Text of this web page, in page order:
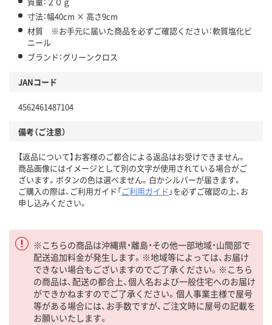
寸法：幅40cm × 高さ9cm
材質 ※お手元に届いた商品を必ずご確認ください：軟質塩化ビ
ニール
ブランド：グリーンクロス
JANコード
4562461487104
備考（ご注意）
【返品について】お客様のご都合による返品はお受けできません。
商品画像にはイメージとして別の文字が使用されている場合がご
ざいます。ボタンの色は選べません。白かシルバーが届きます。
ご購入の際は、ご利用ガイド「ご利用ガイド 」を必ずご確認の上、お
申し込みください。
※こちらの商品は沖縄県・離島・その他一部地域・山間部で
配送追加料金が発生します。※地域等によっては、お届け
できない場合もございますのでご了承ください。※こちら
の商品は、配送の都合上、個人名および一般住宅へのお届け
ができかねますのでご了承ください。個人事業主様で屋号
等がある場合には、お手数ですが、ご注文時に屋号の記載を
お願いいたします。